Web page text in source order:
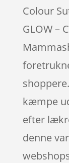
Colour
GLOW –
kæmpe
efter
denne